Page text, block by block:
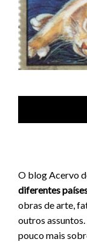
O blog Acervo
diferentes
obras de arte,
outros
pouco mais